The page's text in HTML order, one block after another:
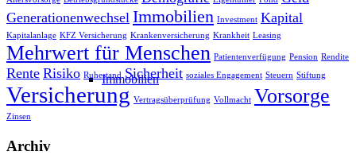
Immobilien
Generationenwechsel Immobilien Investment Kapital
Kapitalanlage KFZ Versicherung Krankenversicherung Krankheit Leasing
Mehrwert für Menschen Patientenverfügung Pension Rendite
Rente Risiko Ruhestand Sicherheit soziales Engagement Steuern Stiftung
Versicherung Vertragsüberprüfung Vollmacht Vorsorge
Zinsen
Archiv